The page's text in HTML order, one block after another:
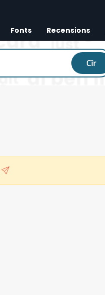
Fonts Recensions
Cîr